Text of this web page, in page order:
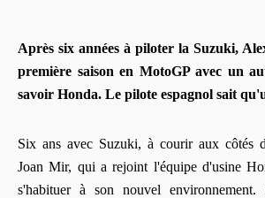
Après six années à piloter la Suzuki,
première saison en MotoGP avec un
savoir Honda. Le pilote espagnol sait
Six ans avec Suzuki, à courir aux côtés
Joan Mir, qui a rejoint l'équipe d'usine
s'habituer à son nouvel